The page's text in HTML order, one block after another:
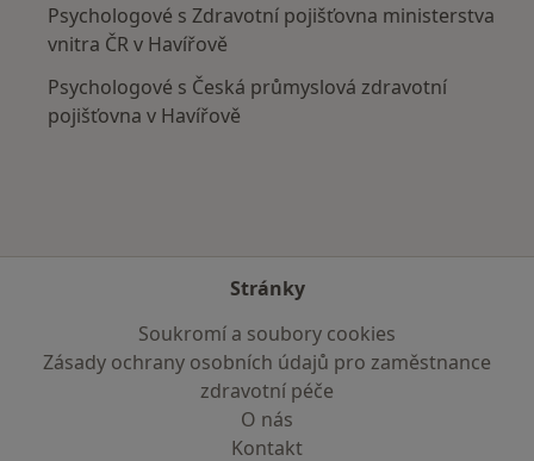
Psychologové s Zdravotní pojišťovna ministerstva
vnitra ČR v Havířově
Psychologové s Česká průmyslová zdravotní
pojišťovna v Havířově
Stránky
Soukromí a soubory cookies
Zásady ochrany osobních údajů pro zaměstnance
zdravotní péče
O nás
Kontakt